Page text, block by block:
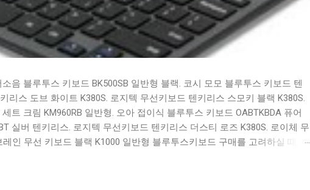
음 블루투스 키보드 BK500SB 일반형 블랙. 코시 모모 블루투스 키보드 텐
리스 도브 화이트 K380S. 로지텍 무선키보드 텐키리스 스모키 블랙 K380S.
트 크림 KM960RB 일반형. 오아 접이식 블루투스 키보드 OABTKBDA 퓨어
실버 텐키리스. 로지텍 무선키보드 텐키리스 더스티 로즈 K380S. 로이체 무
인 무선 키보드 블랙 K1000 일반형 블루투스키보드 구매를 고려하실 때, 추